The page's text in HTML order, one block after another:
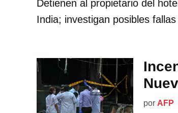
Detienen al propietario del
India; investigan posibles
por AFP